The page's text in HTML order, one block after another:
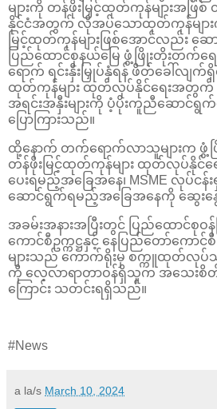
များကို တန်ဖိုးမြှင့်ထုတ်ကုန်များအဖြ
နိုင်ငံအတွက် လိုအပ်သောထုတ်ကုန်များ
မြင့်ထုတ်ကုန်များဖြစ်အောင်လည်း ဆေ
ပြည်ထောင်စုနယ်မြေ ဖွံ့ဖြိုးတိုးတက်
ရောက် ရင်းနှီးမြှုပ်နှံရန် ဖိတ်ခေါ်လျက်ရှိ
ထုတ်ကုန်များ ထုတ်လုပ်နိုင်ရေးအတွက်
အရင်းအနှီးများကို ပံ့ပိုးကူညီဆောင်ရွက်
ပြောကြားသည်။
ထို့နောက် တက်ရောက်လာသူများက ဖွံ့ဖ
တန်ဖိုးမြင့်ထုတ်ကုန်များ ထုတ်လုပ်နိုင်
ပေးရမည့်အခြေအနေ၊ MSME လုပ်ငန်း
ဆောင်ရွက်ရမည့်အခြေအနေကို ဆွေးနွ
အခမ်းအနားအပြီးတွင် ပြည်ထောင်စုဝန်က
ကောင်စီဥက္ကဋ္ဌနှင့် နေပြည်တော်ကော
များသည် ကောက်ရိုးမှ စက္ကူထုတ်လု
ကို လေ့လာရာတာဝန်ရှိသူက အသေးစိတ်
ကြောင်း သတင်းရရှိသည်။
#News
a la/s March 10, 2024